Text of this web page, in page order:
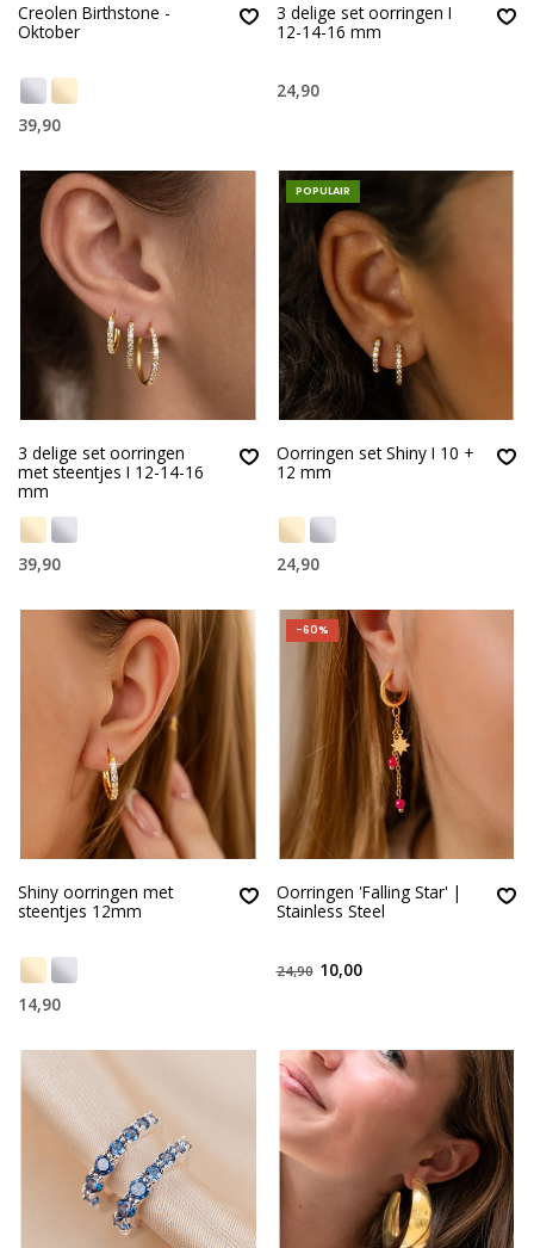
Creolen Birthstone -
Oktober
39,90
3 delige set oorringen I
12-14-16 mm
24,90
3 delige set oorringen
met steentjes I 12-14-16
mm
39,90
POPULAIR
Oorringen set Shiny I 10 +
12 mm
24,90
Shiny oorringen met
steentjes 12mm
14,90
-60%
Oorringen 'Falling Star' |
Stainless Steel
24,90 10,00